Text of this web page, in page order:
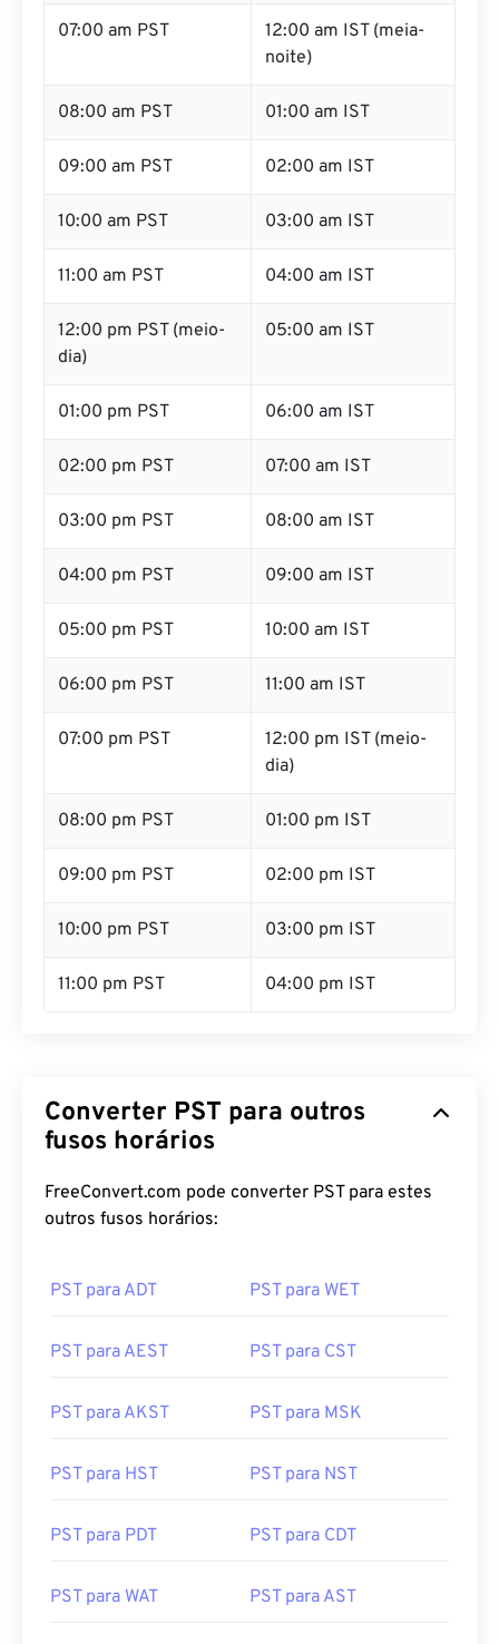
07:00 am PST
12:00 am IST (meia-
noite)
08:00 am PST 01:00 am IST
09:00 am PST 02:00 am IST
10:00 am PST 03:00 am IST
11:00 am PST 04:00 am IST
12:00 pm PST (meio-
dia)
05:00 am IST
01:00 pm PST 06:00 am IST
02:00 pm PST 07:00 am IST
03:00 pm PST 08:00 am IST
04:00 pm PST 09:00 am IST
05:00 pm PST 10:00 am IST
06:00 pm PST 11:00 am IST
07:00 pm PST
12:00 pm IST (meio-
dia)
08:00 pm PST 01:00 pm IST
09:00 pm PST 02:00 pm IST
10:00 pm PST 03:00 pm IST
11:00 pm PST 04:00 pm IST
Converter PST para outros
fusos horários
FreeConvert.com pode converter PST para estes
outros fusos horários:
PST para ADT PST para WET
PST para AEST PST para CST
PST para AKST PST para MSK
PST para HST PST para NST
PST para PDT PST para CDT
PST para WAT PST para AST